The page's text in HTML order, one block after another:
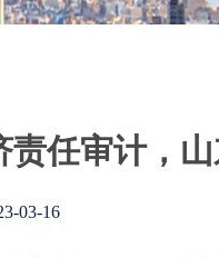
任审计，
03-16